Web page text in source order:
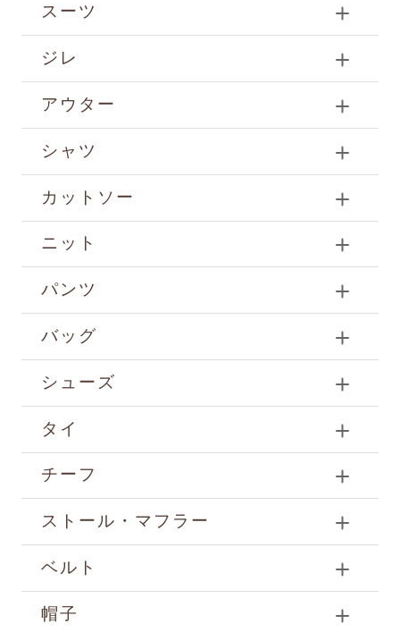
スーツ
ジレ
アウター
シャツ
カットソー
ニット
パンツ
バッグ
シューズ
タイ
チーフ
ストール・マフラー
ベルト
帽子